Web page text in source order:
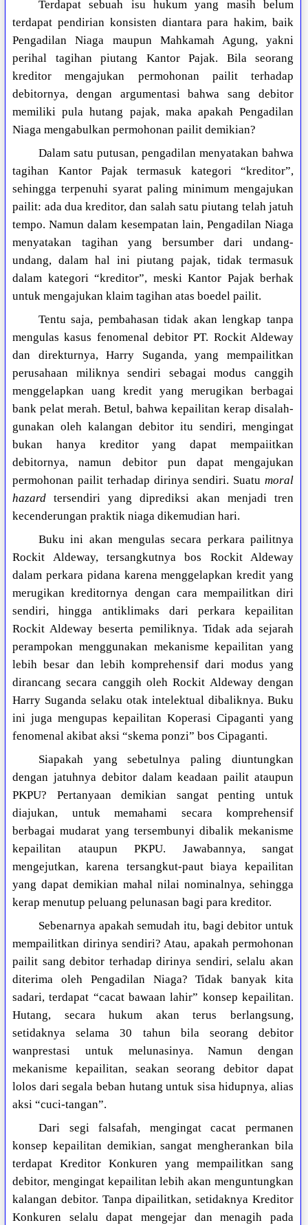
Terdapat sebuah isu hukum yang masih belum
terdapat pendirian konsisten diantara para hakim, baik
Pengadilan Niaga maupun Mahkamah Agung, yakni
perihal tagihan piutang Kantor Pajak. Bila seorang
kreditor mengajukan permohonan pailit terhadap
debitornya, dengan argumentasi bahwa sang debitor
memiliki pula hutang pajak, maka apakah Pengadilan
Niaga mengabulkan permohonan pailit demikian?
Dalam satu putusan, pengadilan menyatakan bahwa
tagihan Kantor Pajak termasuk kategori “kreditor”,
sehingga terpenuhi syarat paling minimum mengajukan
pailit: ada dua kreditor, dan salah satu piutang telah jatuh
tempo. Namun dalam kesempatan lain, Pengadilan Niaga
menyatakan tagihan yang bersumber dari undang-
undang, dalam hal ini piutang pajak, tidak termasuk
dalam kategori “kreditor”, meski Kantor Pajak berhak
untuk mengajukan klaim tagihan atas boedel pailit.
Tentu saja, pembahasan tidak akan lengkap tanpa
mengulas kasus fenomenal debitor PT. Rockit Aldeway
dan direkturnya, Harry Suganda, yang mempailitkan
perusahaan miliknya sendiri sebagai modus canggih
menggelapkan uang kredit yang merugikan berbagai
bank pelat merah. Betul, bahwa kepailitan kerap disalah-
gunakan oleh kalangan debitor itu sendiri, mengingat
bukan hanya kreditor yang dapat mempaiitkan
debitornya, namun debitor pun dapat mengajukan
permohonan pailit terhadap dirinya sendiri. Suatu moral
hazard tersendiri yang diprediksi akan menjadi tren
kecenderungan praktik niaga dikemudian hari.
Buku ini akan mengulas secara perkara pailitnya
Rockit Aldeway, tersangkutnya bos Rockit Aldeway
dalam perkara pidana karena menggelapkan kredit yang
merugikan kreditornya dengan cara mempailitkan diri
sendiri, hingga antiklimaks dari perkara kepailitan
Rockit Aldeway beserta pemiliknya. Tidak ada sejarah
perampokan menggunakan mekanisme kepailitan yang
lebih besar dan lebih komprehensif dari modus yang
dirancang secara canggih oleh Rockit Aldeway dengan
Harry Suganda selaku otak intelektual dibaliknya. Buku
ini juga mengupas kepailitan Koperasi Cipaganti yang
fenomenal akibat aksi “skema ponzi” bos Cipaganti.
Siapakah yang sebetulnya paling diuntungkan
dengan jatuhnya debitor dalam keadaan pailit ataupun
PKPU? Pertanyaan demikian sangat penting untuk
diajukan, untuk memahami secara komprehensif
berbagai mudarat yang tersembunyi dibalik mekanisme
kepailitan ataupun PKPU. Jawabannya, sangat
mengejutkan, karena tersangkut-paut biaya kepailitan
yang dapat demikian mahal nilai nominalnya, sehingga
kerap menutup peluang pelunasan bagi para kreditor.
Sebenarnya apakah semudah itu, bagi debitor untuk
mempailitkan dirinya sendiri? Atau, apakah permohonan
pailit sang debitor terhadap dirinya sendiri, selalu akan
diterima oleh Pengadilan Niaga? Tidak banyak kita
sadari, terdapat “cacat bawaan lahir” konsep kepailitan.
Hutang, secara hukum akan terus berlangsung,
setidaknya selama 30 tahun bila seorang debitor
wanprestasi untuk melunasinya. Namun dengan
mekanisme kepailitan, seakan seorang debitor dapat
lolos dari segala beban hutang untuk sisa hidupnya, alias
aksi “cuci-tangan”.
Dari segi falsafah, mengingat cacat permanen
konsep kepailitan demikian, sangat mengherankan bila
terdapat Kreditor Konkuren yang mempailitkan sang
debitor, mengingat kepailitan lebih akan menguntungkan
kalangan debitor. Tanpa dipailitkan, setidaknya Kreditor
Konkuren selalu dapat mengejar dan menagih pada